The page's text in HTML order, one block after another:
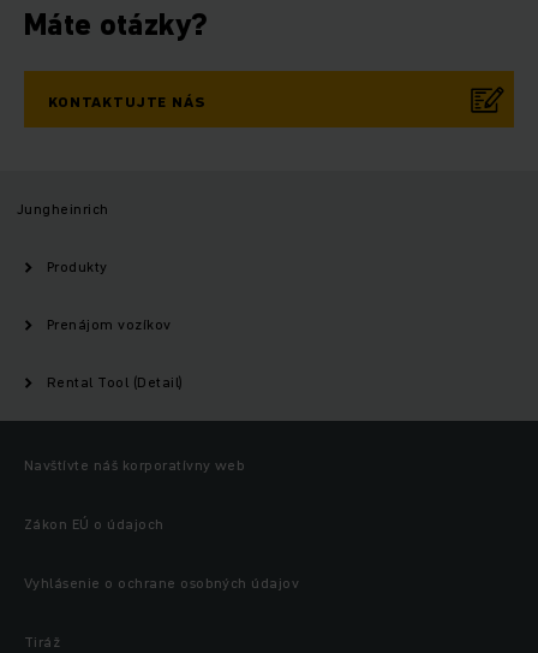
Máte otázky?
KONTAKTUJTE NÁS
Jungheinrich
Produkty
Prenájom vozíkov
Rental Tool (Detail)
Navštívte náš korporatívny web
Zákon EÚ o údajoch
Vyhlásenie o ochrane osobných údajov
Tiráž